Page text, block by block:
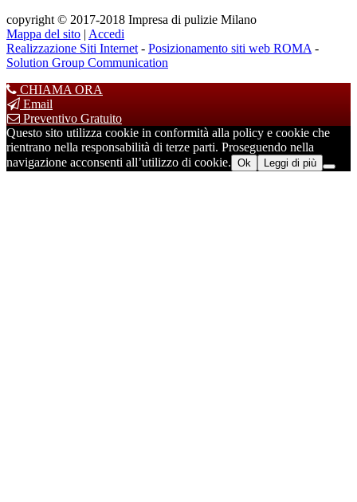
copyright © 2017-2018 Impresa di pulizie Milano
Mappa del sito | Accedi
Realizzazione Siti Internet - Posizionamento siti web ROMA -
Solution Group Communication
CHIAMA ORA
Email
Preventivo Gratuito
Questo sito utilizza cookie in conformità alla policy e cookie che
rientrano nella responsabilità di terze parti. Proseguendo nella
navigazione acconsenti all’utilizzo di cookie. Ok Leggi di più